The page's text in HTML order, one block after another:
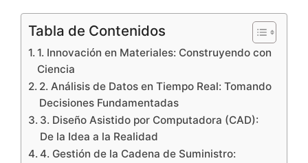
Tabla de Contenidos
1. Innovación en Materiales: Construyendo con
Ciencia
2. Análisis de Datos en Tiempo Real: Tomando
Decisiones Fundamentadas
3. Diseño Asistido por Computadora (CAD):
De la Idea a la Realidad
4. Gestión de la Cadena de Suministro: